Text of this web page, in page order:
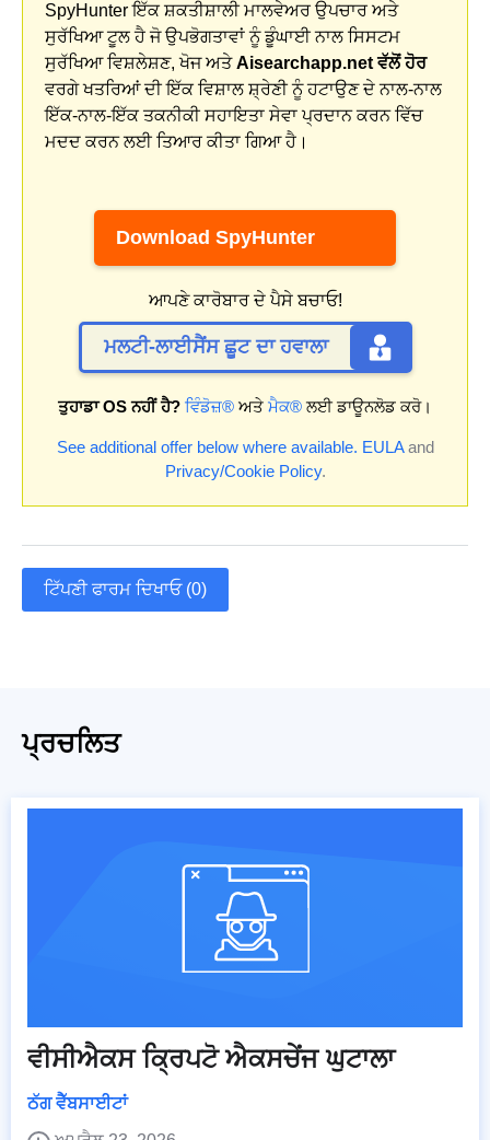
SpyHunter ਇੱਕ ਸ਼ਕਤੀਸ਼ਾਲੀ ਮਾਲਵੇਅਰ ਉਪਚਾਰ ਅਤੇ
ਸੁਰੱਖਿਆ ਟੂਲ ਹੈ ਜੋ ਉਪਭੋਗਤਾਵਾਂ ਨੂੰ ਡੂੰਘਾਈ ਨਾਲ ਸਿਸਟਮ
ਸੁਰੱਖਿਆ ਵਿਸ਼ਲੇਸ਼ਣ, ਖੋਜ ਅਤੇAisearchapp.net ਵੱਲੋਂ ਹੋਰ
ਵਰਗੇ ਖਤਰਿਆਂ ਦੀ ਇੱਕ ਵਿਸ਼ਾਲ ਸ਼੍ਰੇਣੀ ਨੂੰ ਹਟਾਉਣ ਦੇ ਨਾਲ-ਨਾਲ
ਇੱਕ-ਨਾਲ-ਇੱਕ ਤਕਨੀਕੀ ਸਹਾਇਤਾ ਸੇਵਾ ਪ੍ਰਦਾਨ ਕਰਨ ਵਿੱਚ
ਮਦਦ ਕਰਨ ਲਈ ਤਿਆਰ ਕੀਤਾ ਗਿਆ ਹੈ।
Download SpyHunter
ਆਪਣੇ ਕਾਰੋਬਾਰ ਦੇ ਪੈਸੇ ਬਚਾਓ!
ਮਲਟੀ-ਲਾਈਸੈਂਸ ਛੂਟ ਦਾ ਹਵਾਲਾ
ਤੁਹਾਡਾ OS ਨਹੀਂ ਹੈ? ਵਿੰਡੋਜ਼® ਅਤੇ ਮੈਕ® ਲਈ ਡਾਊਨਲੋਡ ਕਰੋ।
See additional offer below where available. EULAand
Privacy/Cookie Policy.
ਟਿੱਪਣੀ ਫਾਰਮ ਦਿਖਾਓ (0)
ਪ੍ਰਚਲਿਤ
ਵੀਸੀਐਕਸ ਕ੍ਰਿਪਟੋ ਐਕਸਚੇਂਜ ਘੁਟਾਲਾ
ਠੱਗ ਵੈੱਬਸਾਈਟਾਂ